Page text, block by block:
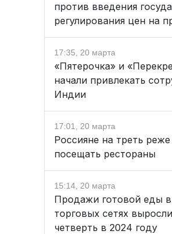
против введения
регулирования цен на
17:35, 20 марта
«Пятерочка» и
начали привлекать
Индии
17:01, 20 марта
Россияне на треть
посещать рестораны
15:14, 20 марта
Продажи готовой еды
торговых сетях
четверть в 2024 году